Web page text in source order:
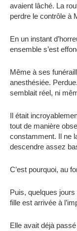
avaient lâché. La
perdre le contrôle à
En un instant
ensemble s’est
Même à ses
anesthésiée.
semblait réel, ni
Il était
tout de manière
constamment. Il ne
descendre assez
C’est pourquoi, au
Puis, quelques
fille est arrivée à
Elle avait déjà